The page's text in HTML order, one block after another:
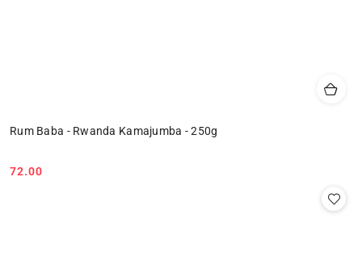
Rum Baba - Rwanda Kamajumba - 250g
Cena:
72.00